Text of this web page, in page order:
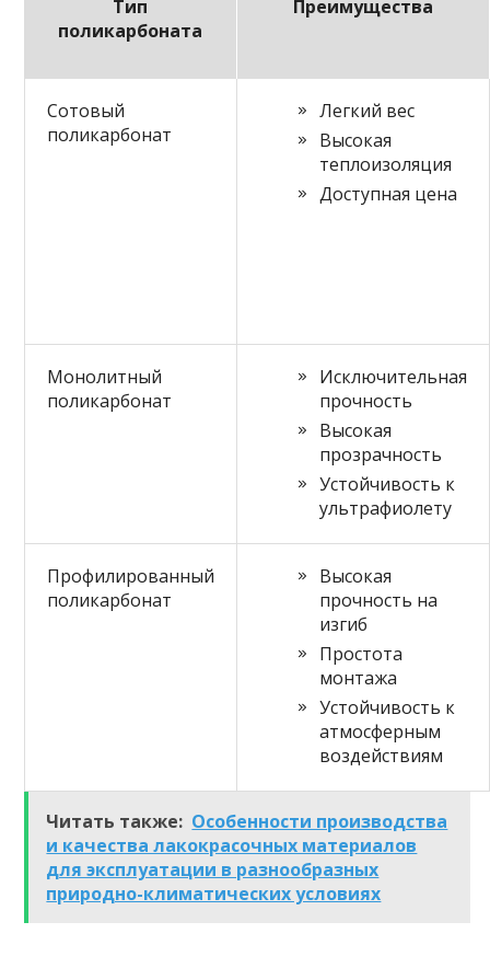
Тип
поликарбоната
Преимущества
Сотовый
поликарбонат
Легкий вес
Высокая
теплоизоляция
Доступная цена
Монолитный
поликарбонат
Исключительная
прочность
Высокая
прозрачность
Устойчивость к
ультрафиолету
Профилированный
поликарбонат
Высокая
прочность на
изгиб
Простота
монтажа
Устойчивость к
атмосферным
воздействиям
Читать также: Особенности производства
и качества лакокрасочных материалов
для эксплуатации в разнообразных
природно-климатических условиях